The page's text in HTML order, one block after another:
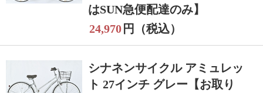
はSUN急便配達のみ】
24,970 円（税込）
シナネンサイクル アミュレッ
ト 27インチ グレー【お取り